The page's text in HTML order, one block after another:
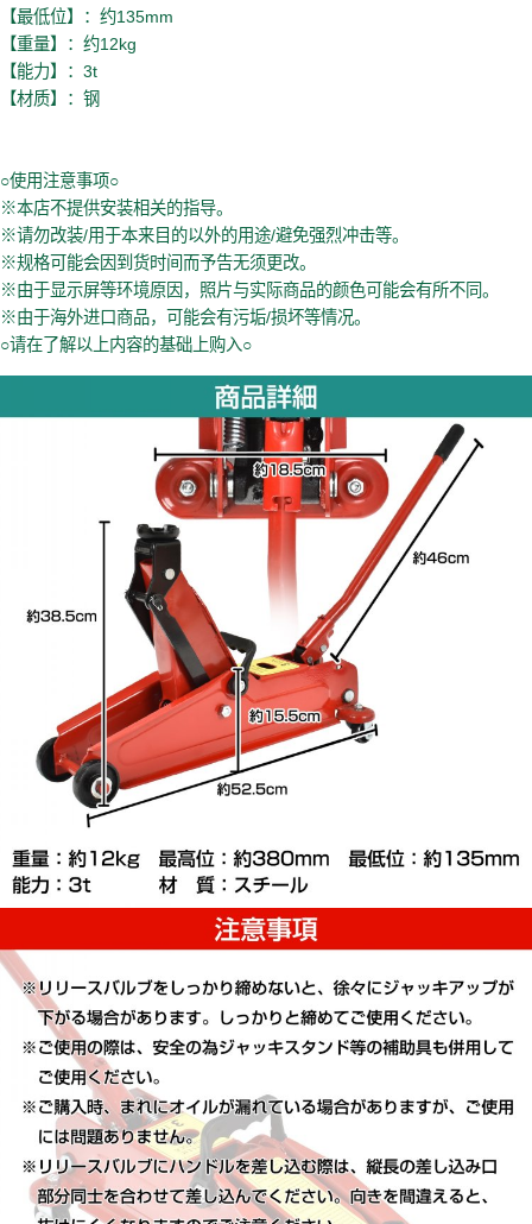
【最低位】：约135mm
【重量】：约12kg
【能力】：3t
【材质】：钢
○使用注意事项○
※本店不提供安装相关的指导。
※请勿改装/用于本来目的以外的用途/避免强烈冲击等。
※规格可能会因到货时间而予告无须更改。
※由于显示屏等环境原因，照片与实际商品的颜色可能会有所不同。
※由于海外进口商品，可能会有污垢/损坏等情况。
○请在了解以上内容的基础上购入○